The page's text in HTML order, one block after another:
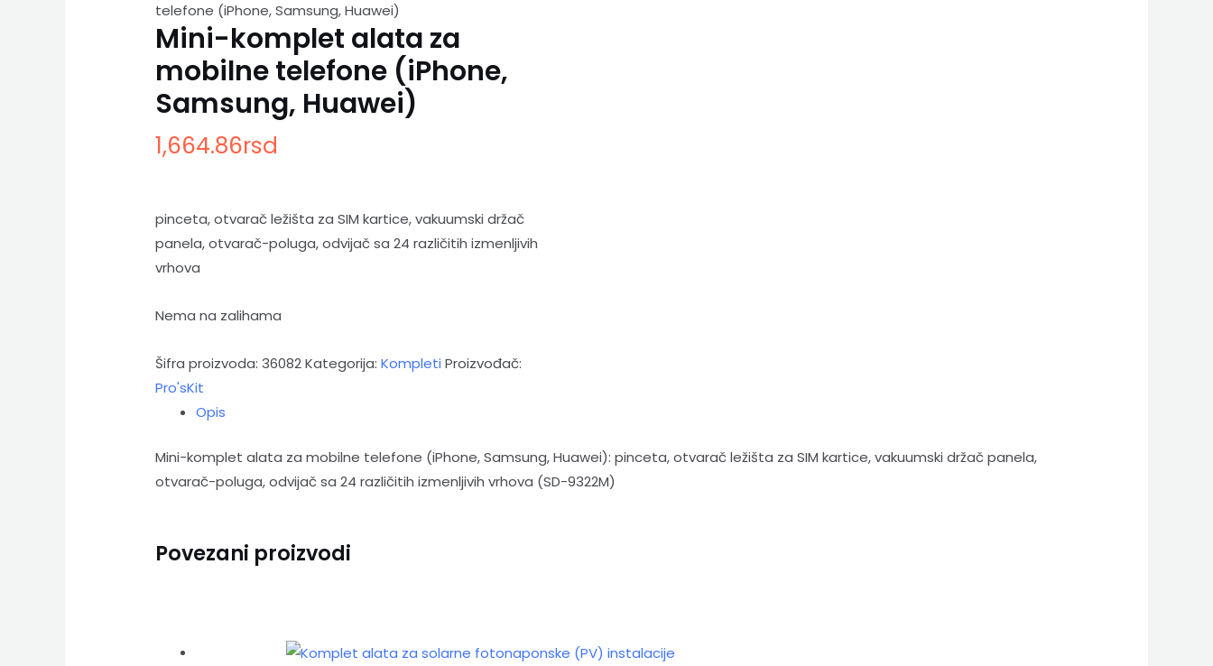
telefone (iPhone, Samsung, Huawei)
Mini-komplet alata za
mobilne telefone (iPhone,
Samsung, Huawei)
1,664.86rsd
pinceta, otvarač ležišta za SIM kartice, vakuumski držač
panela, otvarač-poluga, odvijač sa 24 različitih izmenljivih
vrhova
Nema na zalihama
Šifra proizvoda:36082Kategorija:Kompleti Proizvođač:
Pro'sKit
Opis
Mini-komplet alata za mobilne telefone (iPhone, Samsung, Huawei): pinceta, otvarač ležišta za SIM kartice, vakuumski držač panela,
otvarač-poluga, odvijač sa 24 različitih izmenljivih vrhova (SD-9322M)
Povezani proizvodi